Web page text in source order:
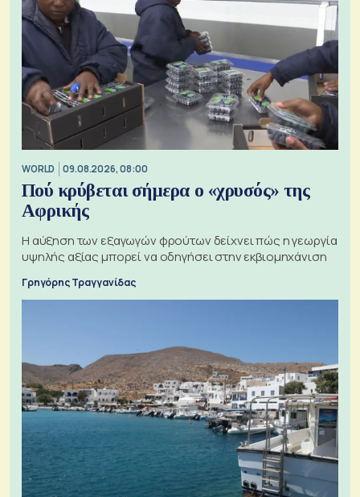
WORLD 09.08.2026, 08:00
Πού κρύβεται σήμερα ο «χρυσός» της
Αφρικής
Η αύξηση των εξαγωγών φρούτων δείχνει πώς η γεωργία
υψηλής αξίας μπορεί να οδηγήσει στην εκβιομηχάνιση
Γρηγόρης Τραγγανίδας